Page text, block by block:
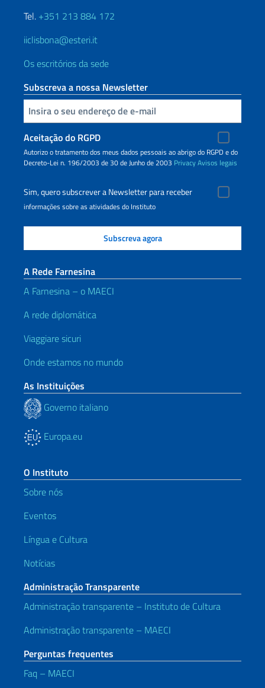
Tel. +351 213 884 172
iiclisbona@esteri.it
Os escritórios da sede
Subscreva a nossa Newsletter
Inserisci la tua email
Aceitação do RGPD
Autorizo o tratamento dos meus dados pessoais ao abrigo do RGPD e do
Decreto-Lei n. 196/2003 de 30 de Junho de 2003 PrivacyAvisos legais
Sim, quero subscrever a Newsletter para receber
informações sobre as atividades do Instituto
A Rede Farnesina
A Farnesina – o MAECI
A rede diplomática
Viaggiare sicuri
Onde estamos no mundo
As Instituições
Governo italiano
Europa.eu
O Instituto
Sobre nós
Eventos
Língua e Cultura
Notícias
Administração Transparente
Administração transparente – Instituto de Cultura
Administração transparente – MAECI
Perguntas frequentes
Faq – MAECI